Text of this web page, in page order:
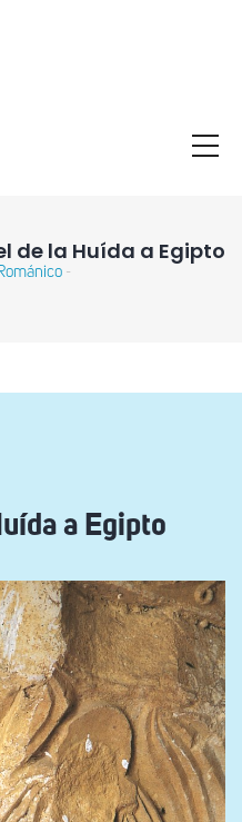
de la Huída a Egipto
-
a Egipto